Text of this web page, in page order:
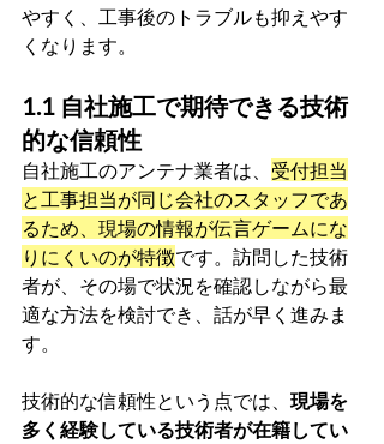
やすく、工事後のトラブルも抑えやす
くなります。
1.1 自社施工で期待できる技術
的な信頼性
自社施工のアンテナ業者は、 受付担当
と工事担当が同じ会社のスタッフであ
るため、現場の情報が伝言ゲームにな
りにくいのが特徴です。訪問した技術
者が、その場で状況を確認しながら最
適な方法を検討でき、話が早く進みま
す。
技術的な信頼性という点では、 現場を
多く経験している技術者が在籍してい